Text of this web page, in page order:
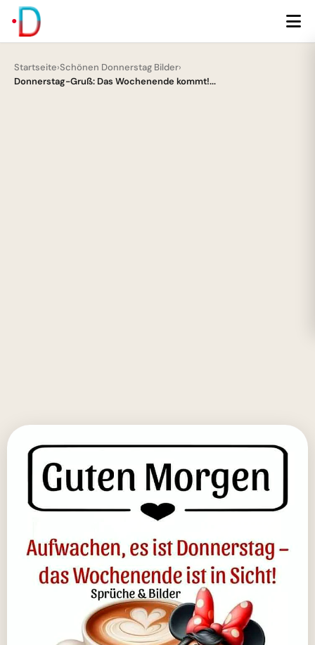
Startseite›Schönen Donnerstag Bilder›
Donnerstag-Gruß: Das Wochenende kommt!...